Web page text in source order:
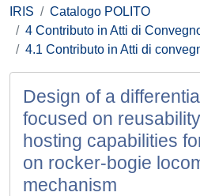
IRIS
Catalogo POLITO
4 Contributo in Atti di
4.1 Contributo in Atti di
Design of a
focused on
hosting capabilities
on rocker-bogie
mechanism